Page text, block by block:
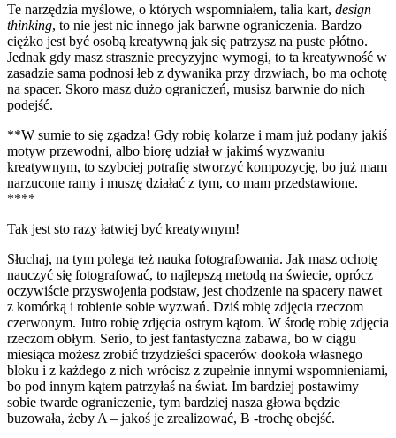
Te narzędzia myślowe, o których wspomniałem, talia kart, design
thinking, to nie jest nic innego jak barwne ograniczenia. Bardzo
ciężko jest być osobą kreatywną jak się patrzysz na puste płótno.
Jednak gdy masz strasznie precyzyjne wymogi, to ta kreatywność w
zasadzie sama podnosi łeb z dywanika przy drzwiach, bo ma ochotę
na spacer. Skoro masz dużo ograniczeń, musisz barwnie do nich
podejść.
**W sumie to się zgadza! Gdy robię kolarze i mam już podany jakiś
motyw przewodni, albo biorę udział w jakimś wyzwaniu
kreatywnym, to szybciej potrafię stworzyć kompozycję, bo już mam
narzucone ramy i muszę działać z tym, co mam przedstawione.
****
Tak jest sto razy łatwiej być kreatywnym!
Słuchaj, na tym polega też nauka fotografowania. Jak masz ochotę
nauczyć się fotografować, to najlepszą metodą na świecie, oprócz
oczywiście przyswojenia podstaw, jest chodzenie na spacery nawet
z komórką i robienie sobie wyzwań. Dziś robię zdjęcia rzeczom
czerwonym. Jutro robię zdjęcia ostrym kątom. W środę robię zdjęcia
rzeczom obłym. Serio, to jest fantastyczna zabawa, bo w ciągu
miesiąca możesz zrobić trzydzieści spacerów dookoła własnego
bloku i z każdego z nich wrócisz z zupełnie innymi wspomnieniami,
bo pod innym kątem patrzyłaś na świat. Im bardziej postawimy
sobie twarde ograniczenie, tym bardziej nasza głowa będzie
buzowała, żeby A – jakoś je zrealizować, B -trochę obejść.